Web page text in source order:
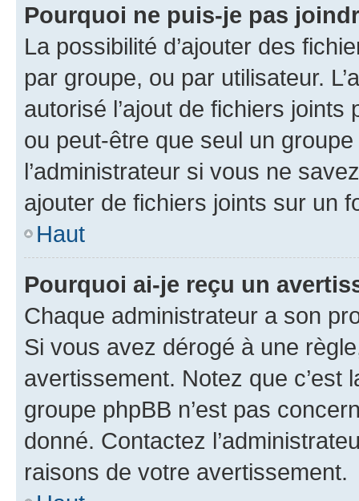
Pourquoi ne puis-je pas
La possibilité d’ajouter des
par groupe, ou par utilisateur.
autorisé l’ajout de fichiers
ou peut-être que seul un
l’administrateur si vous ne
ajouter de fichiers joints sur un
Haut
Pourquoi ai-je reçu un
Chaque administrateur a son
Si vous avez dérogé à une
avertissement. Notez que c’est
groupe phpBB n’est pas
donné. Contactez
raisons de votre avertissement.